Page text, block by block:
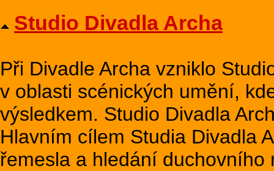
Studio Divadla Archa
Při Divadle Archa vzniklo
v oblasti scénických umění,
výsledkem. Studio Divadla
Hlavním cílem Studia Divadla
řemesla a hledání duchovního